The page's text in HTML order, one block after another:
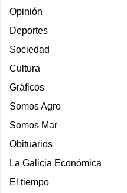
Opinión
Deportes
Sociedad
Cultura
Gráficos
Somos Agro
Somos Mar
Obituarios
La Galicia Económica
El tiempo